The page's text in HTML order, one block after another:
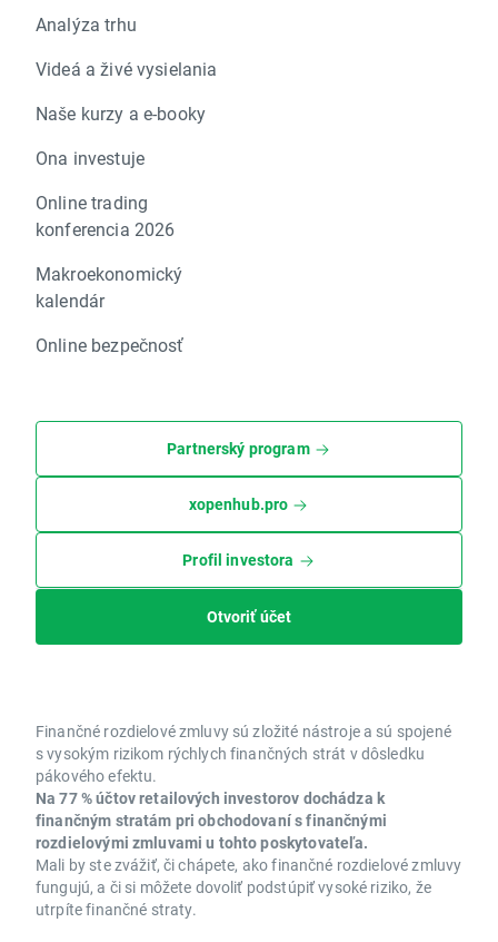
Analýza trhu
Videá a živé vysielania
Naše kurzy a e-booky
Ona investuje
Online trading
konferencia 2026
Makroekonomický
kalendár
Online bezpečnosť
Partnerský program
xopenhub.pro
Profil investora
Otvoriť účet
Finančné rozdielové zmluvy sú zložité nástroje a sú spojené
s vysokým rizikom rýchlych finančných strát v dôsledku
pákového efektu.
Na 77 % účtov retailových investorov dochádza k
finančným stratám pri obchodovaní s finančnými
rozdielovými zmluvami u tohto poskytovateľa.
Mali by ste zvážiť, či chápete, ako finančné rozdielové zmluvy
fungujú, a či si môžete dovoliť podstúpiť vysoké riziko, že
utrpíte finančné straty.